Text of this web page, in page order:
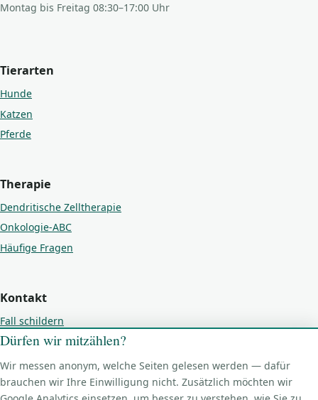
Montag bis Freitag 08:30–17:00 Uhr
Tierarten
Hunde
Katzen
Pferde
Therapie
Dendritische Zelltherapie
Onkologie-ABC
Häufige Fragen
Kontakt
Fall schildern
Kontakt
Impressum
Datenschutz
Dürfen wir mitzählen?
Wir messen anonym, welche Seiten gelesen werden — dafür
brauchen wir Ihre Einwilligung nicht. Zusätzlich möchten wir